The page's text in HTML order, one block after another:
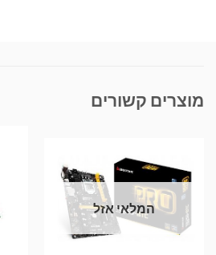
מוצרים קשורים
המלאי אזל